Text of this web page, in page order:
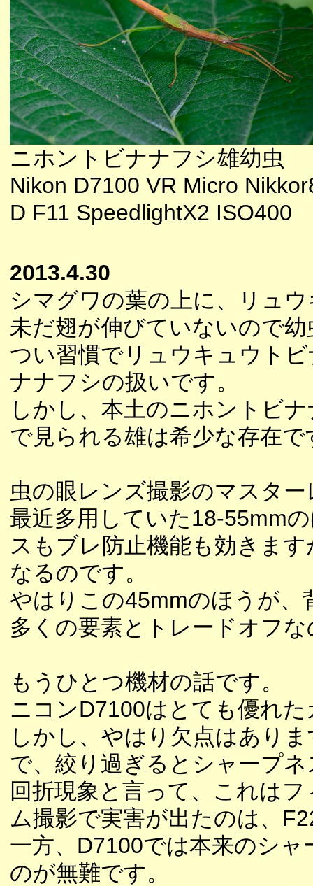
ニホントビナナフシ雄幼虫
Nikon D7100 VR Micro
D F11 SpeedlightX2 ISO400
2013.4.30
シマグワの葉の上に、リュ
未だ翅が伸びていないので
つい習慣でリュウキュウト
ナナフシの扱いです。
しかし、本土のニホントビ
で見られる雄は希少な存在で
虫の眼レンズ撮影のマスタ
最近多用していた18-55mm
スもブレ防止機能も効きま
なるのです。
やはりこの45mmのほうが、
多くの要素とトレードオフ
もうひとつ機材の話です。
ニコンD7100はとても優れ
しかし、やはり欠点はあり
で、絞り過ぎるとシャープ
回折現象と言って、これは
ム撮影で実害が出たのは、
一方、D7100では本来のシ
のが無難です。